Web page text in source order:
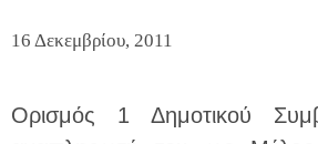
16 Δεκεμβρίου, 2011
Ορισμός 1 Δημοτικού